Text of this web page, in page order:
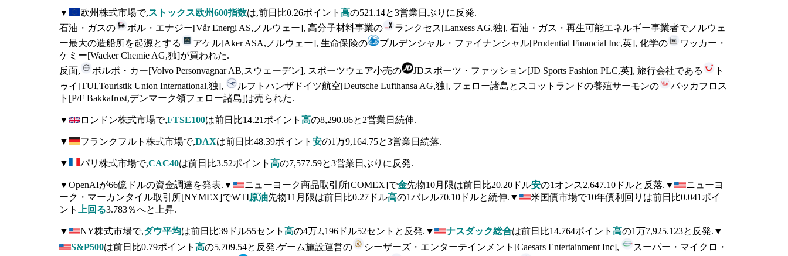
▼ 欧州株式市場で,ストックス欧州600指数は,前日比0.26ポイント 高の521.14と3営業日ぶりに反発.
石油・ガスの
ボル・エナジー[Vår Energi AS,ノルウェー], 高分子材料事業の
ランクセス[Lanxess AG,独], 石油・ガス・再生可能エネルギー事業者でノルウェ
ー最大の造船所を起源とする
アケル[Aker ASA,ノルウェー], 生命保険の プルデンシャル・ファイナンシャル[Prudential Financial Inc,英], 化学の
ワッカー・
ケミー[Wacker Chemie AG,独]が買われた.
反面,
ボルボ・カー[Volvo Personvagnar AB,スウェーデン], スポーツウェア小売の JDスポーツ・ファッション[JD Sports Fashion PLC,英], 旅行会社である
ト
ゥイ[TUI,Touristik Union International,独],
ルフトハンザドイツ航空[Deutsche Lufthansa AG,独], フェロー諸島とスコットランドの養殖サーモンの
バッカフロス
ト[P/F Bakkafrost,デンマーク領フェロー諸島]は売られた.
▼ ロンドン株式市場で,FTSE100は前日比14.21ポイント 高の8,290.86と2営業日続伸.
▼ フランクフルト株式市場で,DAXは前日比48.39ポイント 安の1万9,164.75と3営業日続落.
▼ パリ株式市場で,CAC40は前日比3.52ポイント 高の7,577.59と3営業日ぶりに反発.
▼OpenAIが66億ドルの資金調達を発表.▼ ニューヨーク商品取引所[COMEX]で金先物10月限は前日比20.20ドル安の1オンス2,647.10ドルと反落.▼
ニューヨ
ーク・マーカンタイル取引所[NYMEX]でWTI原油先物11月限は前日比0.27ドル高の1バレル70.10ドルと続伸.▼
米国債市場で10年債利回りは前日比0.041ポイ
ント
上回る3.783％へと上昇.
▼ NY株式市場で,ダウ平均は前日比39ドル55セント 高の4万2,196ドル52セントと反発.▼ ナスダック総合は前日比14.764ポイント 高の1万7,925.123と反発.▼
S&P500は前日比0.79ポイント 高の5,709.54と反発.ゲーム施設運営の シーザーズ・エンターテインメント[Caesars Entertainment Inc],
スーパー・マイクロ・